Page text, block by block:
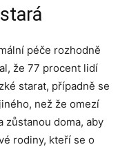
péče rozhodně
že 77 procent lidí
starat, případně se
než že omezí
zůstanou doma, aby
rodiny, kteří se o